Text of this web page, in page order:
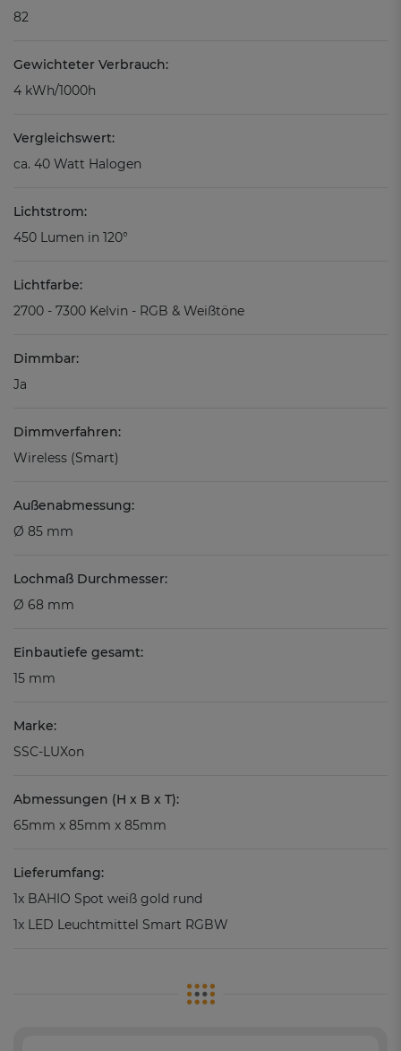
82
Gewichteter Verbrauch:
4 kWh/1000h
Vergleichswert:
ca. 40 Watt Halogen
Lichtstrom:
450 Lumen in 120°
Lichtfarbe:
2700 - 7300 Kelvin - RGB & Weißtöne
Dimmbar:
Ja
Dimmverfahren:
Wireless (Smart)
Außenabmessung:
Ø 85 mm
Lochmaß Durchmesser:
Ø 68 mm
Einbautiefe gesamt:
15 mm
Marke:
SSC-LUXon
Abmessungen (H x B x T):
65mm x 85mm x 85mm
Lieferumfang:
1x BAHIO Spot weiß gold rund
1x LED Leuchtmittel Smart RGBW